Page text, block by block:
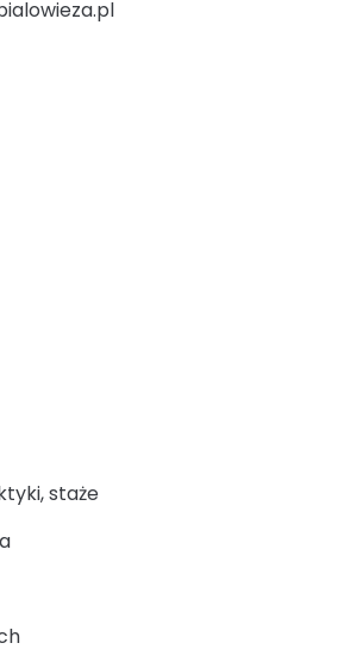
staże